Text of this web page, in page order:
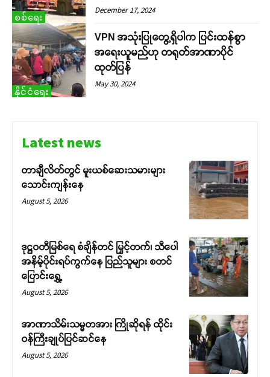
Your support keeps our voice
strong. Join us today and help
create a future where every story is
heard, every voice counts, and
Donate Now
စစ်ရေး
December 17, 2024
နိုင်ငံရေး
VPN အသုံးပြုတွေ့ရှိပါက ပြင်းထန်စွာ
အရေးယူမည်ဟု တရုတ်အာဏာပိုင်
ထုတ်ပြန်
May 30, 2024
Latest news
တာချီလိတ်တွင် မူးယစ်ဆေးသမားများ
သောင်းကျန်းနေ
August 5, 2026
ဒုဋ္ဌဝတီမြစ်ရေ စံချိန်တင် မြှင့်တက်၊ သီပေါ
အနိမ့်ပိုင်းရပ်ကွက်နေ ပြည်သူများ စတင်
ပြောင်းရွှေ့
August 5, 2026
အာဏာသိမ်းသမ္မတအား ကြိုဆိုရန် ထိုင်း
ဝန်ကြီးချုပ်ပြင်ဆင်နေ
August 5, 2026